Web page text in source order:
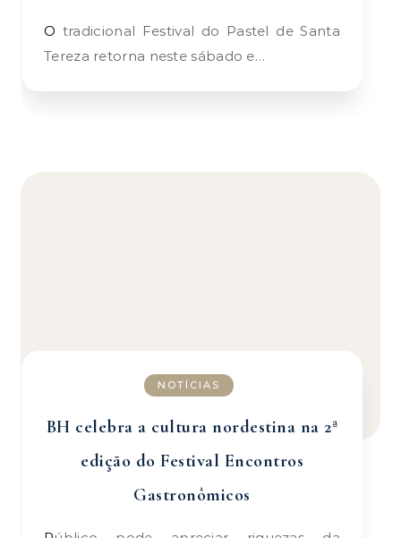
O tradicional Festival do Pastel de Santa
Tereza retorna neste sábado e…
NOTÍCIAS
BH celebra a cultura nordestina na 2ª
edição do Festival Encontros
Gastronômicos